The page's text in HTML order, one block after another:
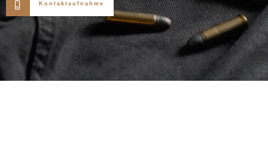
Kontaktaufnahme